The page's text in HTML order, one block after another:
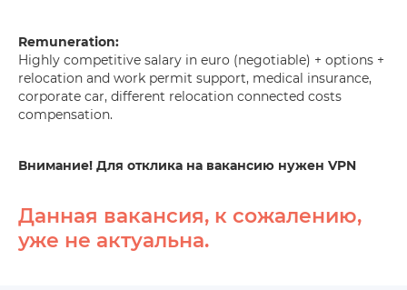
Remuneration:
Highly competitive salary in euro (negotiable) + options +
relocation and work permit support, medical insurance,
corporate car, different relocation connected costs
compensation.
Внимание! Для отклика на вакансию нужен VPN
Данная вакансия, к сожалению,
уже не актуальна.